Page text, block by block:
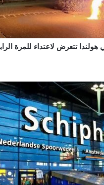
هولندا تتعرض لاعتداء للمرة